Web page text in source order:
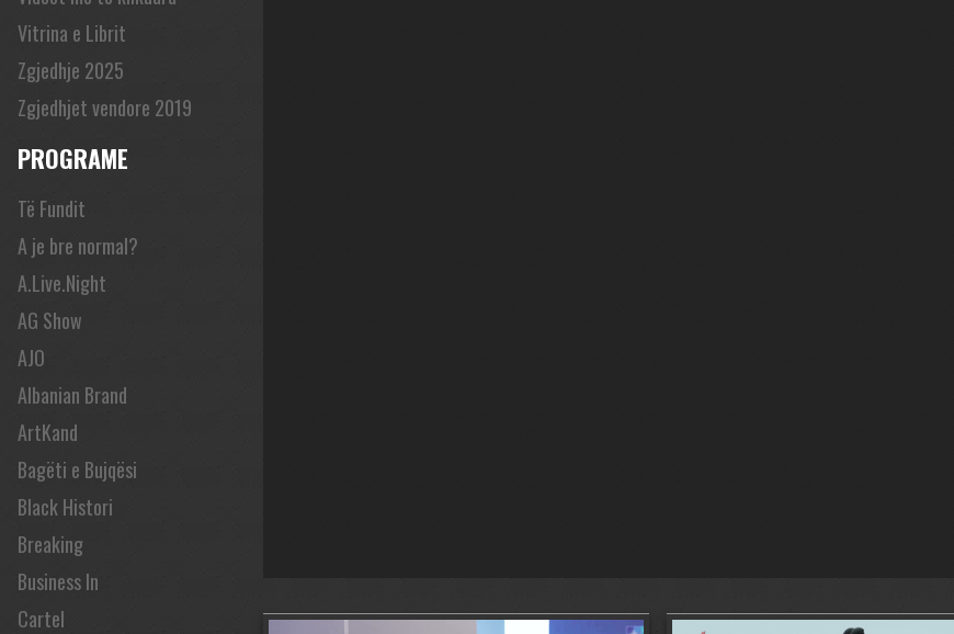
Vitrina e Librit
Zgjedhje 2025
Zgjedhjet vendore 2019
PROGRAME
Të Fundit
A je bre normal?
A.Live.Night
AG Show
AJO
Albanian Brand
ArtKand
Bagëti e Bujqësi
Black Histori
Breaking
Business In
Cartel